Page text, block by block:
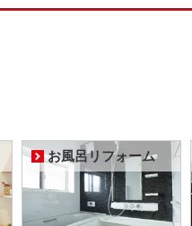
お風呂リフォーム